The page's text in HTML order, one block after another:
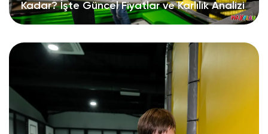
Kadar? İşte Güncel Fiyatlar ve Karlılık Analizi